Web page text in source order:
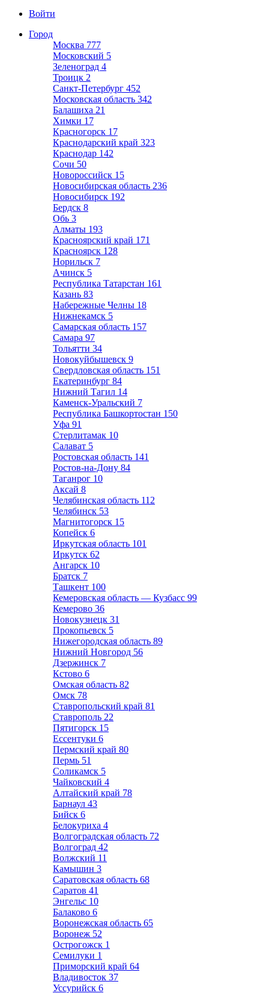
Войти
Город
Москва 777
Московский 5
Зеленоград 4
Троицк 2
Санкт-Петербург 452
Московская область 342
Балашиха 21
Химки 17
Красногорск 17
Краснодарский край 323
Краснодар 142
Сочи 50
Новороссийск 15
Новосибирская область 236
Новосибирск 192
Бердск 8
Обь 3
Алматы 193
Красноярский край 171
Красноярск 128
Норильск 7
Ачинск 5
Республика Татарстан 161
Казань 83
Набережные Челны 18
Нижнекамск 5
Самарская область 157
Самара 97
Тольятти 34
Новокуйбышевск 9
Свердловская область 151
Екатеринбург 84
Нижний Тагил 14
Каменск-Уральский 7
Республика Башкортостан 150
Уфа 91
Стерлитамак 10
Салават 5
Ростовская область 141
Ростов-на-Дону 84
Таганрог 10
Аксай 8
Челябинская область 112
Челябинск 53
Магнитогорск 15
Копейск 6
Иркутская область 101
Иркутск 62
Ангарск 10
Братск 7
Ташкент 100
Кемеровская область — Кузбасс 99
Кемерово 36
Новокузнецк 31
Прокопьевск 5
Нижегородская область 89
Нижний Новгород 56
Дзержинск 7
Кстово 6
Омская область 82
Омск 78
Ставропольский край 81
Ставрополь 22
Пятигорск 15
Ессентуки 6
Пермский край 80
Пермь 51
Соликамск 5
Чайковский 4
Алтайский край 78
Барнаул 43
Бийск 6
Белокуриха 4
Волгоградская область 72
Волгоград 42
Волжский 11
Камышин 3
Саратовская область 68
Саратов 41
Энгельс 10
Балаково 6
Воронежская область 65
Воронеж 52
Острогожск 1
Семилуки 1
Приморский край 64
Владивосток 37
Уссурийск 6